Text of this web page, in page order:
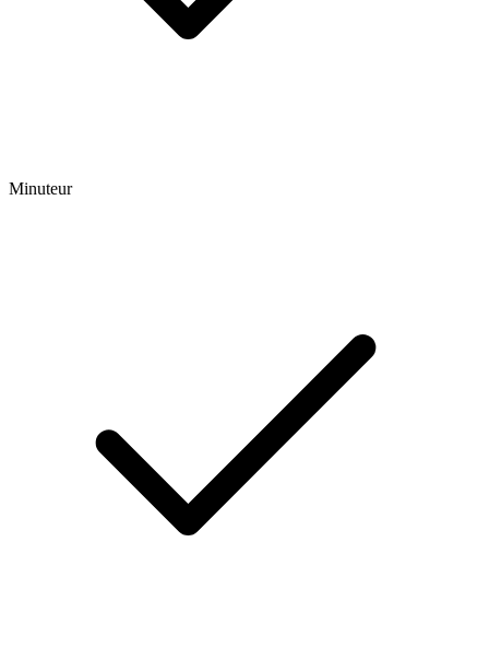
Minuteur